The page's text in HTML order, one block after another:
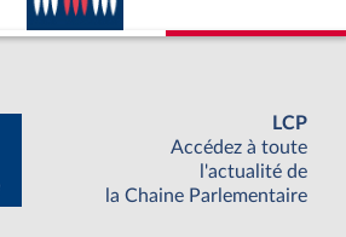
LCP
Accédez à toute
l'actualité de
la Chaine Parlementaire